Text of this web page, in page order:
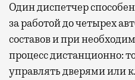
Один диспетчер
за работой до четырех
составов и при
процесс дистанционно:
управлять дверями или